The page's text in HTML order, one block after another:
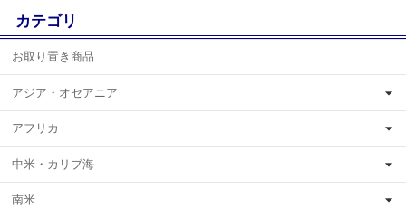
カテゴリ
お取り置き商品
アジア・オセアニア
アフリカ
中米・カリブ海
南米